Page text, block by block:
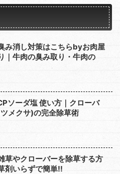
み消し対策はこちらbyお肉屋
｜牛肉の臭み取り・牛肉の
ソーダ塩 使い方｜クローバ
メクサ)の完全除草術
草やクローバーを除草する方
剤いらずで簡単!!